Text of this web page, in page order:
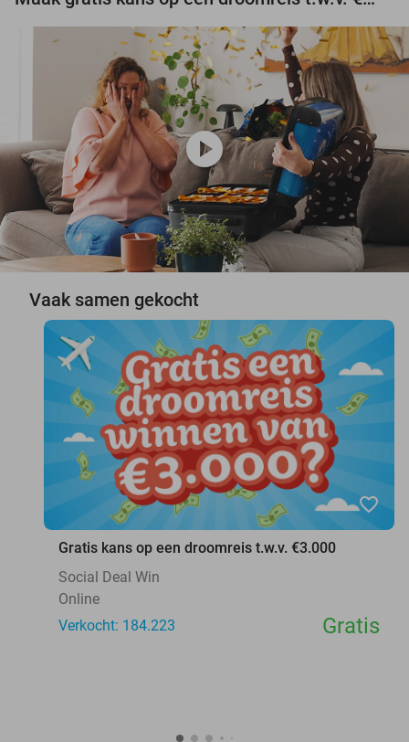
play_circle
Vaak samen gekocht
favorite_border
Gratis kans op een droomreis t.w.v. €3.000
Social Deal Win
Online
Verkocht: 184.223
Gratis